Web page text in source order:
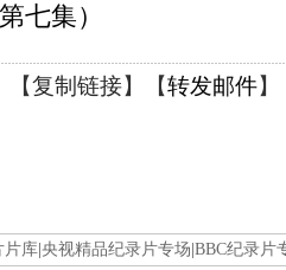
七集）
【复制链接】【转发邮件】
片库 央视精品纪录片专场 BBC纪录片